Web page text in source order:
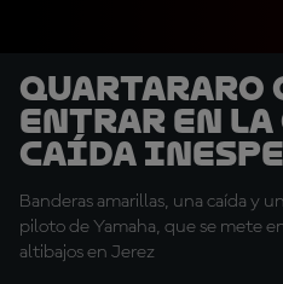
Quartararo
entrar en la
caída
Banderas amarillas, una caída y
piloto de Yamaha, que se mete
altibajos en Jerez